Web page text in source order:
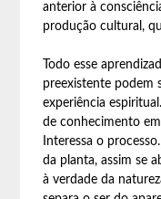
anterior à
produção cultural,
Todo esse
preexistente podem
experiência
de conhecimento
Interessa o
da planta, assim se
à verdade da